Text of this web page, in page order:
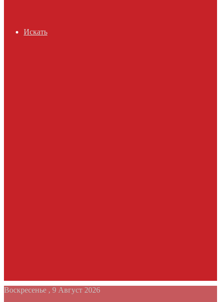
Искать
Воскресенье , 9 Август 2026